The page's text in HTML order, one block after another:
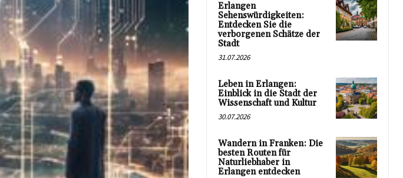
Erlangen
Sehenswürdigkeiten:
Entdecken Sie die
verborgenen Schätze der
Stadt
31.07.2026
Leben in Erlangen:
Einblick in die Stadt der
Wissenschaft und Kultur
30.07.2026
Wandern in Franken: Die
besten Routen für
Naturliebhaber in
Erlangen entdecken